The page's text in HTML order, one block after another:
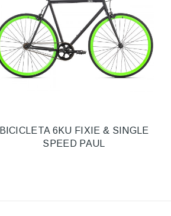
BICICLETA 6KU FIXIE & SINGLE
SPEED PAUL